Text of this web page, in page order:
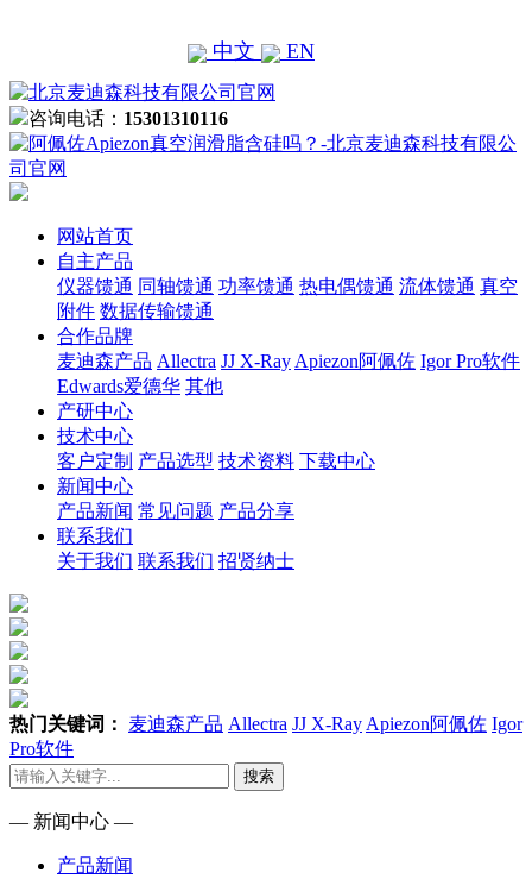
中文 EN
咨询电话： 15301310116
网站首页
自主产品
仪器馈通 同轴馈通 功率馈通 热电偶馈通 流体馈通 真空
附件 数据传输馈通
合作品牌
麦迪森产品 Allectra JJ X-Ray Apiezon阿佩佐 Igor Pro软件
Edwards爱德华 其他
产研中心
技术中心
客户定制 产品选型 技术资料 下载中心
新闻中心
产品新闻 常见问题 产品分享
联系我们
关于我们 联系我们 招贤纳士
热门关键词： 麦迪森产品 Allectra JJ X-Ray Apiezon阿佩佐 Igor
Pro软件
搜索
— 新闻中心 —
产品新闻